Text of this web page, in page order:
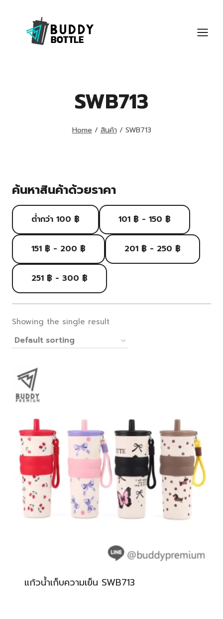
content
SWB713
Home / สินค้า / SWB713
ค้นหาสินค้าด้วยราคา
ต่ำกว่า 100 ฿ 101 ฿ - 150 ฿
151 ฿ - 200 ฿ 201 ฿ - 250 ฿
251 ฿ - 300 ฿
Showing the single result
แก้วน้ำเก็บความเย็น SWB713